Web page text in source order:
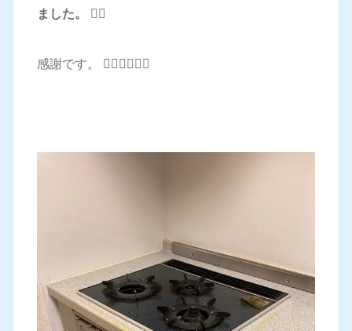
ました。 🙇‍♂️
感謝です。 🙇‍♂️🙇‍♂️🙇‍♂️